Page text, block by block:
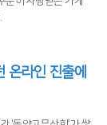
온라인 진출에